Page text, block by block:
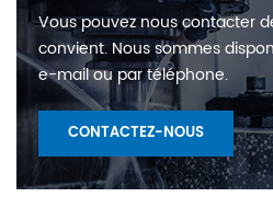
Vous pouvez nous contacter
convient. Nous sommes
e-mail ou par téléphone.
CONTACTEZ-NOUS